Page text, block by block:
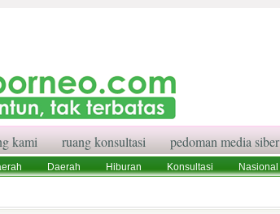
kami ruang konsultasi pedoman media siber
Daerah Hiburan Konsultasi Nasional